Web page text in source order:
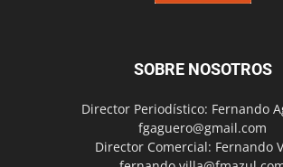
SOBRE NOSOTROS
Director Periodístico: Fernando
fgaguero@gmail.com
Director Comercial: Fernando